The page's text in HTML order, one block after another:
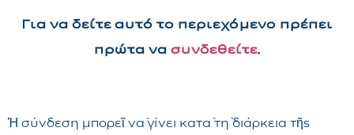
Για να δείτε αυτό το περιεχόμενο πρέπει
πρώτα να συνδεθείτε.
Ἡ σύνδεση μπορεῖ νὰ γίνει κατὰ τὴ διάρκεια τῆς